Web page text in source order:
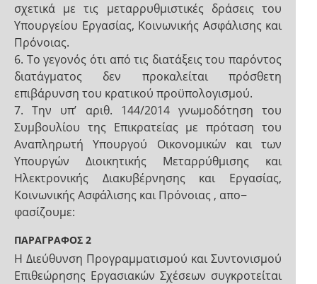
σχετικά με τις μεταρρυθμιστικές δράσεις του
Υπουργείου Εργασίας, Κοινωνικής Ασφάλισης και
Πρόνοιας.
6. Το γεγονός ότι από τις διατάξεις του παρόντος
διατάγματος δεν προκαλείται πρόσθετη
επιβάρυνση του κρατικού προϋπολογισμού.
7. Την υπ’ αριθ. 144/2014 γνωμοδότηση του
Συμβουλίου της Επικρατείας με πρόταση του
Αναπληρωτή Υπουργού Οικονομικών και των
Υπουργών Διοικητικής Μεταρρύθμισης και
Ηλεκτρονικής Διακυβέρνησης και Εργασίας,
Κοινωνικής Ασφάλισης και Πρόνοιας , απο−
φασίζουμε:
ΠΑΡΑΓΡΑΦΟΣ 2
H Διεύθυνση Προγραμματισμού και Συντονισμού
Επιθεώρησης Εργασιακών Σχέσεων συγκροτείται